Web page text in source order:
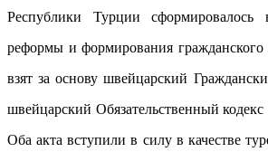
Республики Турции
реформы и формирования
взят за основу швейцарский
швейцарский Обязательственный
Оба акта вступили в силу в качестве